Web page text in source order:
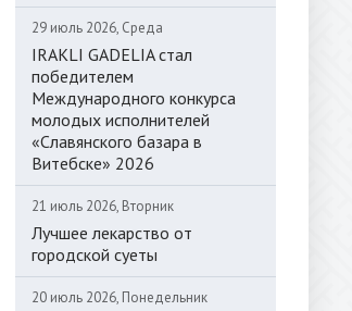
29 июль 2026, Среда
IRAKLI GADELIA стал
победителем
Международного конкурса
молодых исполнителей
«Славянского базара в
Витебске» 2026
21 июль 2026, Вторник
Лучшее лекарство от
городской суеты
20 июль 2026, Понедельник